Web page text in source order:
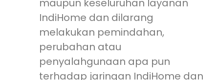
maupun keseluruhan layanan
IndiHome dan dilarang
melakukan pemindahan,
perubahan atau
penyalahgunaan apa pun
terhadap jaringan IndiHome dan